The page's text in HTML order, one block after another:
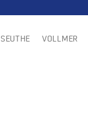
SEUTHE VOLLMER